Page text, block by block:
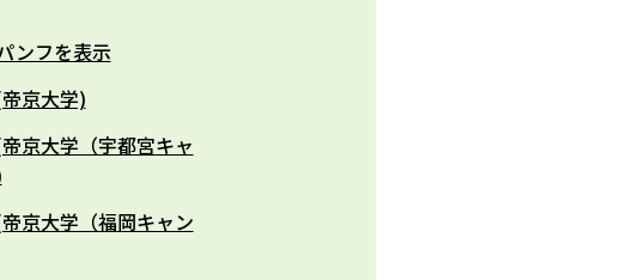
ンフを表示
京大学)
京大学（宇都宮キャ
京大学（福岡キャン